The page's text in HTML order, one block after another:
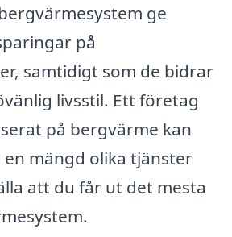
ge
på
samtidigt som de bidrar
livsstil. Ett företag
på bergvärme kan
mängd olika tjänster
att du får ut det mesta